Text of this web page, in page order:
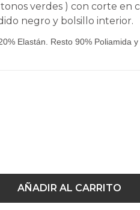
verdes ) con corte en
negro y bolsillo interior.
Elastán. Resto 90% Poliamida y
AÑADIR AL CARRITO